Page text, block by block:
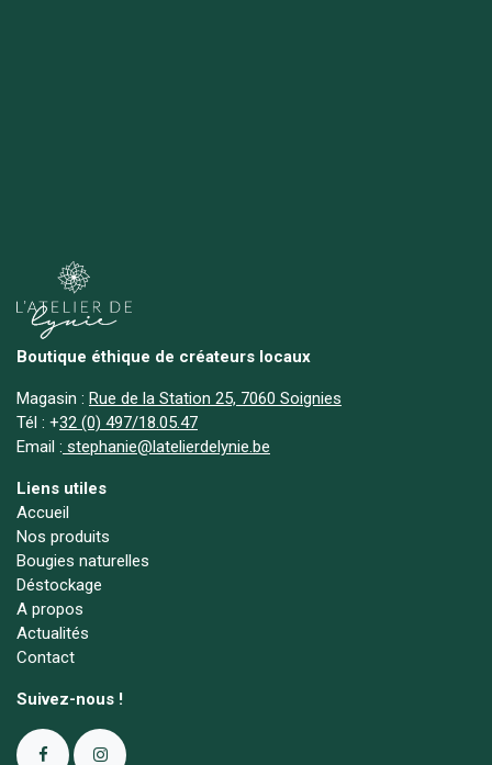
Boutique éthique de créateurs locaux
Magasin : Rue de la Station 25, 7060 Soignies
Tél : +32 (0) 497/18.05.47
Email : stephanie@latelierdelynie.be
Liens utiles
Accueil
Nos produits
Bougies naturelles
Déstockage
A propos
Actualités
Contact
Suivez-nous !